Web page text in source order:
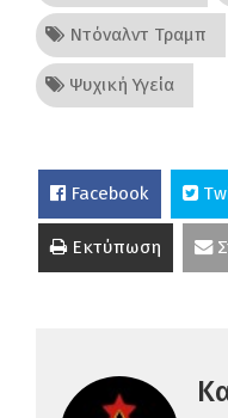
Ντόναλντ Τραμπ
Ψυχική Υγεία
Facebook
Εκτύπωση